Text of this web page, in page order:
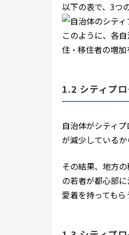
以下の表で、3つ
このように、各
住・移住者の増加
1.2 シティプ
自治体がシティ
が減少している
その結果、地方
の若者が都心部
愛着を持ってもら